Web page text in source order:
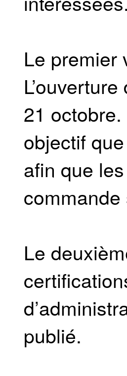
Le premier
21
objectif
afin que
Le
publié.